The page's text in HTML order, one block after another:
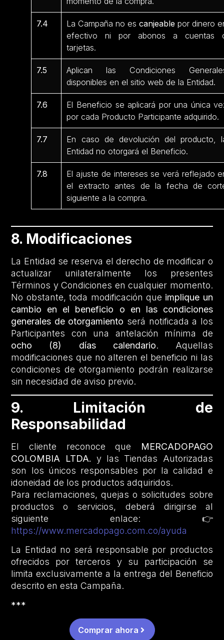
7.4 La Campaña no escanjeable por dinero
efectivo ni por abonos a cuentas
tarjetas.
7.5
Aplican las Condiciones
disponibles en el sitio web de la Entidad.
7.6
El Beneficio se aplicará por una única
por cada Producto Participante adquirido.
7.7
En caso de devolución del producto,
Entidad no otorgará el Beneficio.
7.8
El ajuste de intereses se verá reflejado
el extracto antes de la fecha de
siguiente a la compra.
8. Modificaciones
La Entidad se reserva el derecho de modificar o
actualizar unilateralmente los presentes
Términos y Condiciones en cualquier momento.
No obstante, toda modificación que implique un
cambio en el beneficio o en las condiciones
generales de otorgamiento será notificada a los
Participantes con una antelación mínima de
ocho (8) días calendario. Aquellas
modificaciones que no alteren el beneficio ni las
condiciones de otorgamiento podrán realizarse
sin necesidad de aviso previo.
9. Limitación de
Responsabilidad
El cliente reconoce que
MERCADOPAGO
COLOMBIA LTDA. y las Tiendas Autorizadas
son los únicos responsables por la calidad e
idoneidad de los productos adquiridos.
Para reclamaciones, quejas o solicitudes sobre
productos o servicios, deberá dirigirse al
siguiente enlace: 👉
https://www.mercadopago.com.co/ayuda
La Entidad no será responsable por productos
ofrecidos por terceros y su participación se
limita exclusivamente a la entrega del Beneficio
descrito en esta Campaña.
***
Comprar ahora